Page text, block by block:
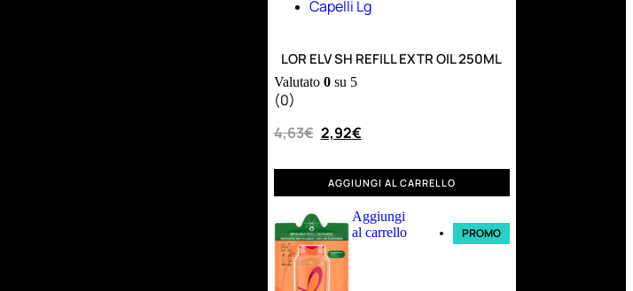
Capelli Lg
LOR ELV SH REFILL EXTR OIL 250ML
Valutato 0su 5
(0)
4,63€ 2,92€
AGGIUNGI AL CARRELLO
Aggiungi
al carrello
PROMO